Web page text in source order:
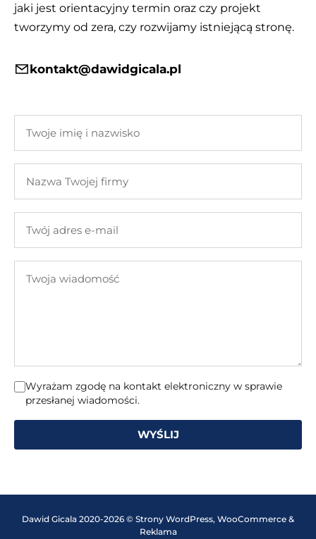
jaki jest orientacyjny termin oraz czy projekt
tworzymy od zera, czy rozwijamy istniejącą stronę.
kontakt@dawidgicala.pl
imię
nazwisko
Twojej
adres
mail
wiadomość
Wyrażam zgodę na kontakt elektroniczny w sprawie
przesłanej wiadomości.
WYŚLIJ
Dawid Gicala 2020-2026 © Strony WordPress, WooCommerce &
Reklama